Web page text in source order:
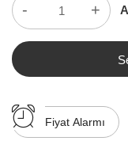
- +
Fiyat Alarmı